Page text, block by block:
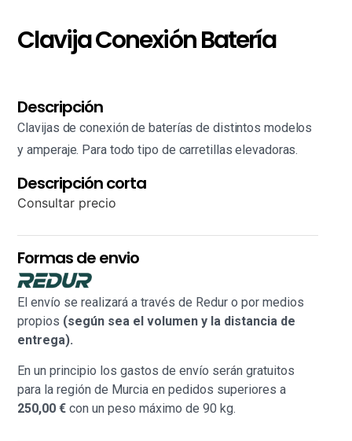
Clavija Conexión Batería
Descripción
Clavijas de conexión de baterías de distintos modelos
y amperaje. Para todo tipo de carretillas elevadoras.
Descripción corta
Consultar precio
Formas de envio
El envío se realizará a través de Redur o por medios
propios (según sea el volumen y la distancia de
entrega).
En un principio los gastos de envío serán gratuitos
para la región de Murcia en pedidos superiores a
250,00 €con un peso máximo de 90 kg.